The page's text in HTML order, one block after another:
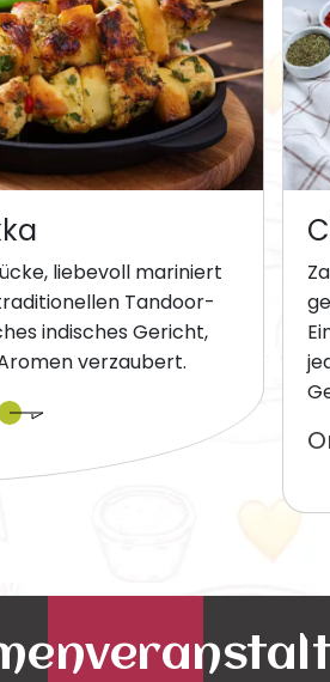
liebevoll mariniert
Tandoor-
indisches Gericht,
verzaubert.